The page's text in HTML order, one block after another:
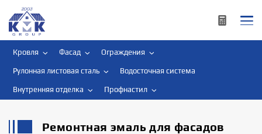
Кровля Фасад Ограждения
Рулонная листовая сталь Водосточная система
Внутренняя отделка Профнастил
Ремонтная эмаль для фасадов